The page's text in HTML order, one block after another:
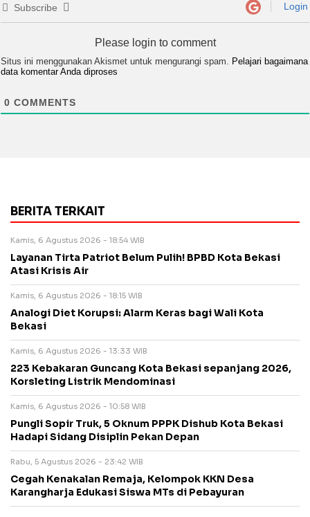
Subscribe Login
Please login to comment
Situs ini menggunakan Akismet untuk mengurangi spam. Pelajari bagaimana
data komentar Anda diproses
0 COMMENTS
BERITA TERKAIT
Kamis, 6 Agustus 2026 - 18:54 WIB
Layanan Tirta Patriot Belum Pulih! BPBD Kota Bekasi
Atasi Krisis Air
Kamis, 6 Agustus 2026 - 18:15 WIB
Analogi Diet Korupsi: Alarm Keras bagi Wali Kota
Bekasi
Kamis, 6 Agustus 2026 - 13:33 WIB
223 Kebakaran Guncang Kota Bekasi sepanjang 2026,
Korsleting Listrik Mendominasi
Kamis, 6 Agustus 2026 - 10:58 WIB
Pungli Sopir Truk, 5 Oknum PPPK Dishub Kota Bekasi
Hadapi Sidang Disiplin Pekan Depan
Rabu, 5 Agustus 2026 - 23:42 WIB
Cegah Kenakalan Remaja, Kelompok KKN Desa
Karangharja Edukasi Siswa MTs di Pebayuran